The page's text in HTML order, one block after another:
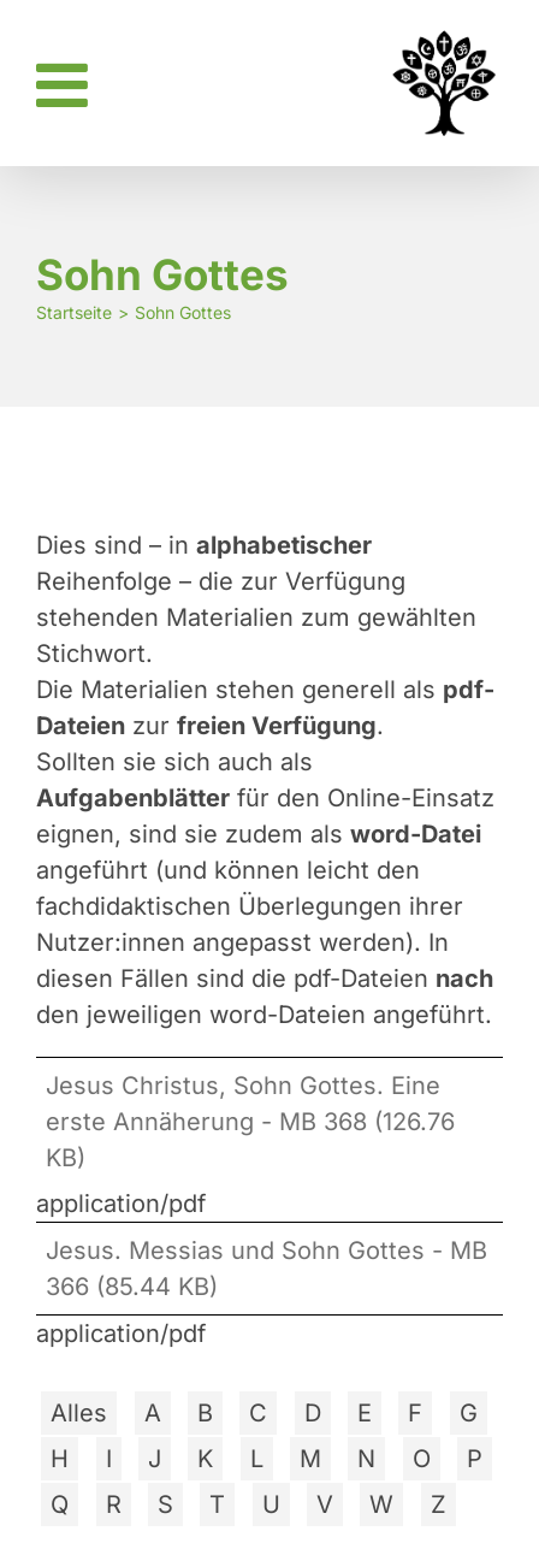
springen
Sohn Gottes
Startseite Sohn Gottes
Dies sind – in alphabetischer
Reihenfolge – die zur Verfügung
stehenden Materialien zum gewählten
Stichwort.
Die Materialien stehen generell als pdf-
Dateien zur freien Verfügung.
Sollten sie sich auch als
Aufgabenblätter für den Online-Einsatz
eignen, sind sie zudem als word-Datei
angeführt (und können leicht den
fachdidaktischen Überlegungen ihrer
Nutzer:innen angepasst werden). In
diesen Fällen sind die pdf-Dateien nach
den jeweiligen word-Dateien angeführt.
Jesus Christus, Sohn Gottes. Eine
erste Annäherung - MB 368 (126.76
KB)
application/pdf
Jesus. Messias und Sohn Gottes - MB
366 (85.44 KB)
application/pdf
Alles A B C D E F
G
H
I J K L M N O
P
Q
R S T U V W Z